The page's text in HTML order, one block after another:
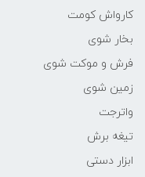
کارواش کومت
بخار شوی
فرش و موکت شوی
زمین شوی
واترجت
تیغه برش
ابزار دستی